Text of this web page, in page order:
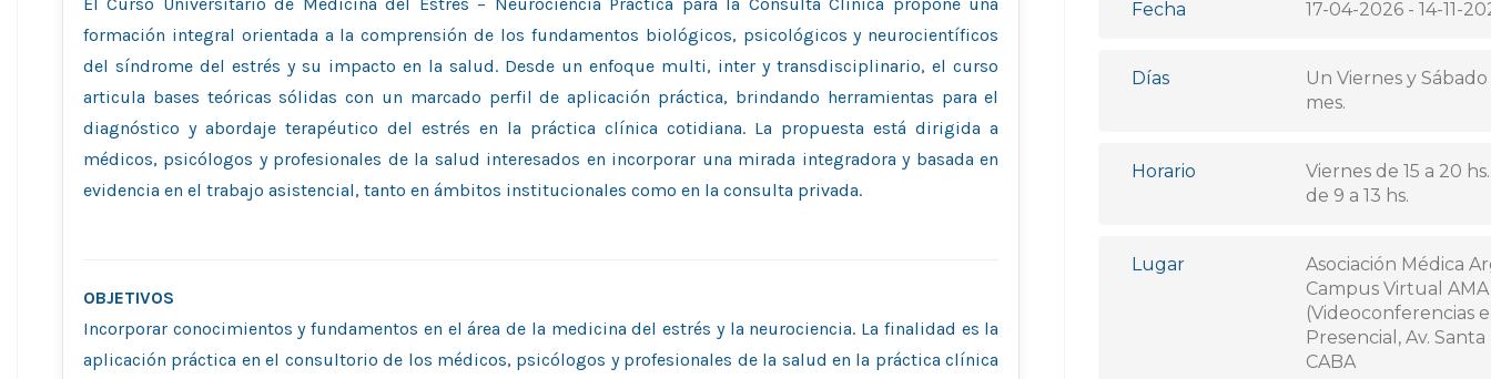
formación integral orientada a la comprensión de los fundamentos biológicos, psicológicos y neurocientíficos
del síndrome del estrés y su impacto en la salud. Desde un enfoque multi, inter y transdisciplinario, el curso
articula bases teóricas sólidas con un marcado perfil de aplicación práctica, brindando herramientas para el
diagnóstico y abordaje terapéutico del estrés en la práctica clínica cotidiana. La propuesta está dirigida a
médicos, psicólogos y profesionales de la salud interesados en incorporar una mirada integradora y basada en
evidencia en el trabajo asistencial, tanto en ámbitos institucionales como en la consulta privada.
OBJETIVOS
Incorporar conocimientos y fundamentos en el área de la medicina del estrés y la neurociencia. La finalidad es la
aplicación práctica en el consultorio de los médicos, psicólogos y profesionales de la salud en la práctica clínica
Fecha 17-04-2026 - 14-11-
Días
Un Viernes y
mes.
Horario
Viernes de 15 a 20
de 9 a 13 hs.
Lugar
Asociación Médica
Campus Virtual AMA
(Videoconferencias
Presencial, Av. Santa
CABA